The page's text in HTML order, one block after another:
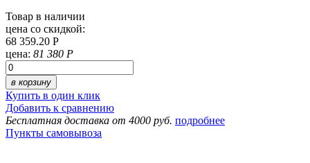
Товар в наличии
цена со скидкой:
68 359.20 Р
цена: 81 380 Р
в корзину
Купить в один клик
Добавить к сравнению
Бесплатная доставка от 4000 руб. подробнее
Пункты самовывоза